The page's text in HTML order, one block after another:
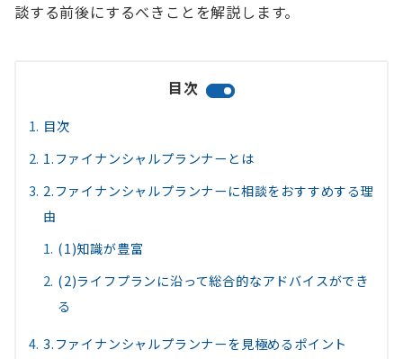
談する前後にするべきことを解説します。
目次
目次
1.ファイナンシャルプランナーとは
2.ファイナンシャルプランナーに相談をおすすめする理
由
(1)知識が豊富
(2)ライフプランに沿って総合的なアドバイスができ
る
3.ファイナンシャルプランナーを見極めるポイント